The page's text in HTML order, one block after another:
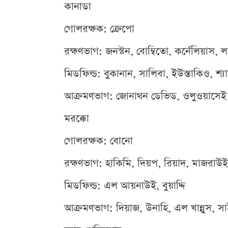
কানাডা
গোলরক্ষক: ক্রেপো
রক্ষণভাগ: জনস্টন, বোম্বিতো, কর্নেলিয়াস,
মিডফিল্ড: বুকানান, সালিবা, ইউস্তাকিও,
আক্রমণভাগ: জোনাথন ডেভিড, ওলুওয়াসেই
মরক্কো
গোলরক্ষক: বোনো
রক্ষণভাগ: হাকিমি, দিয়প, রিয়াদ, মাজরাউই
মিডফিল্ড: এল আয়নাউই, বুয়াদ্দি
আক্রমণভাগ: দিয়াজ, উনাহি, এল খান্নুস,